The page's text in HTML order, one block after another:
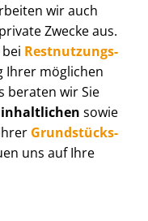
wir auch
Zwecke aus.
Rest­nut­zungs­
Ihrer möglichen
beraten wir Sie
inhaltlichen sowie
Grund­stücks­
uns auf Ihre